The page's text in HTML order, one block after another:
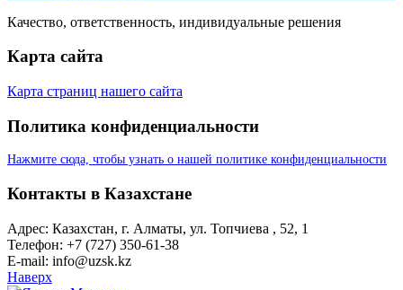
Качество, ответственность, индивидуальные решения
Карта сайта
Карта страниц нашего сайта
Политика конфиденциальности
Нажмите сюда, чтобы узнать о нашей политике конфиденциальности
Контакты в Казахстане
Адрес: Казахстан, г. Алматы, ул. Топчиева , 52, 1
Телефон: +7 (727) 350-61-38
E-mail: info@uzsk.kz
Наверх